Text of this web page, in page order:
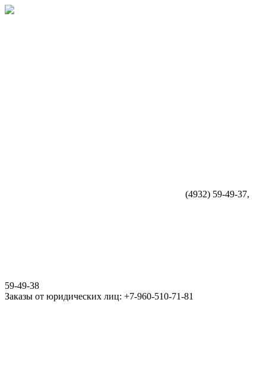
(4932) 59-49-37,
59-49-38
Заказы от юридических лиц: +7-960-510-71-81